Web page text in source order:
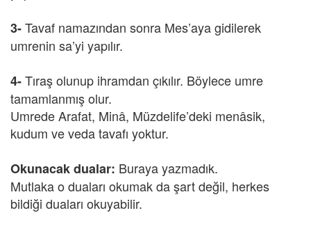
3-Tavaf namazından sonra Mes’aya gidilerek
umrenin sa’yi yapılır.
4-Tıraş olunup ihramdan çıkılır. Böylece umre
tamamlanmış olur.
Umrede Arafat, Minâ, Müzdelife’deki menâsik,
kudum ve veda tavafı yoktur.
Okunacak dualar: Buraya yazmadık.
Mutlaka o duaları okumak da şart değil, herkes
bildiği duaları okuyabilir.